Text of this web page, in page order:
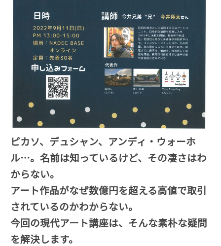
ピカソ、デュシャン、アンディ・ウォーホ
ル…。名前は知っているけど、その凄さはわ
からない。
アート作品がなぜ数億円を超える高値で取引
されているのかわからない。
今回の現代アート講座は、そんな素朴な疑問
を解決します。